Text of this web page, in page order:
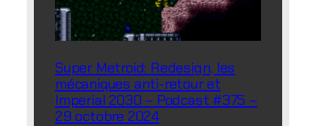
Super Metroid: Redesign, les
mécaniques anti-retour et
Imperial 2030 – Podcast #375 –
29 octobre 2024